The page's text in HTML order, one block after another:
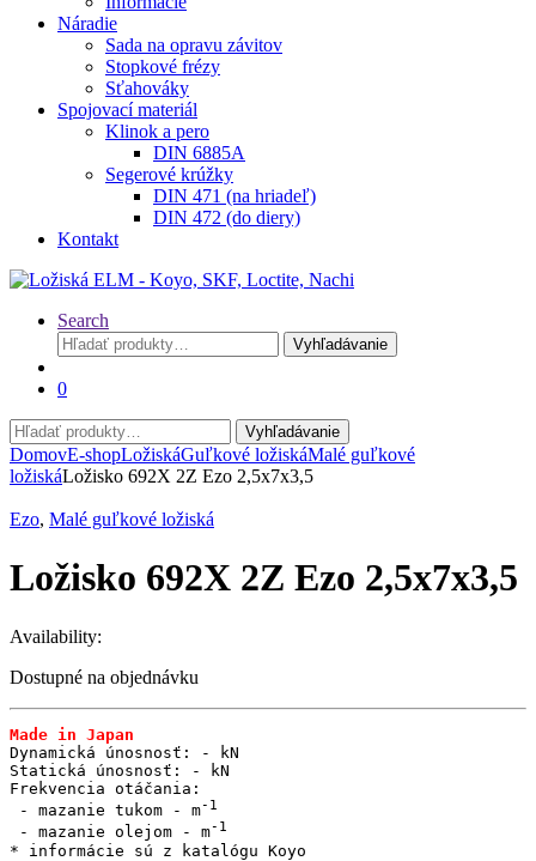
Náradie
Sada na opravu závitov
Stopkové frézy
Sťahováky
Spojovací materiál
Klinok a pero
DIN 6885A
Segerové krúžky
DIN 471 (na hriadeľ)
DIN 472 (do diery)
Kontakt
Search
Hľadať:
Vyhľadávanie
0
Hľadať:
Vyhľadávanie
DomovE-shopLožiskáGuľkové ložiskáMalé guľkové
ložiskáLožisko 692X 2Z Ezo 2,5x7x3,5
Ezo, Malé guľkové ložiská
Ložisko 692X 2Z Ezo 2,5x7x3,5
Availability:
Dostupné na objednávku
Made in Japan
Dynamická únosnosť: - kN
Statická únosnosť: - kN
Frekvencia otáčania:
- mazanie tukom - m
- mazanie olejom - m
* informácie sú z katalógu Koyo